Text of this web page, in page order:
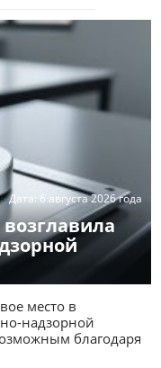
Дата: 6 августа 2026 года
место в
надзорной
благодаря